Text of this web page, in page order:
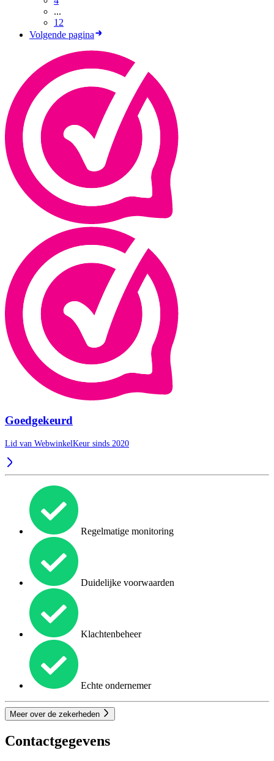
...
12
Volgende pagina
Goedgekeurd
Lid van WebwinkelKeur sinds 2020
Regelmatige monitoring
Duidelijke voorwaarden
Klachtenbeheer
Echte ondernemer
Meer over de zekerheden
Contactgegevens